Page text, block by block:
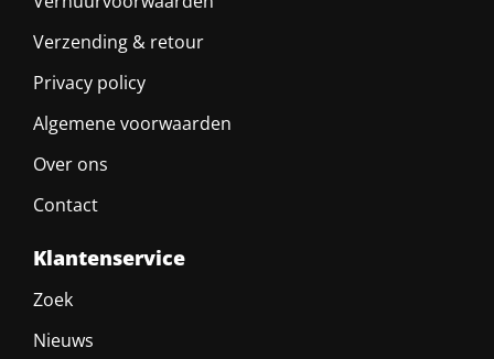
Verzending & retour
Privacy policy
Algemene voorwaarden
Over ons
Contact
Klantenservice
Zoek
Nieuws